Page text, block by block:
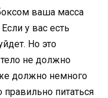
ваша масса
у вас есть
Но это
не должно
должно немного
питаться